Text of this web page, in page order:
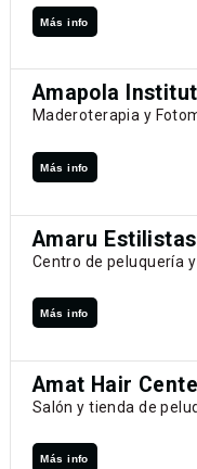
Más info
Amapola
Maderoterapia y
Más info
Amaru
Centro de peluquería
Más info
Amat Hair
Salón y tienda de
Más info